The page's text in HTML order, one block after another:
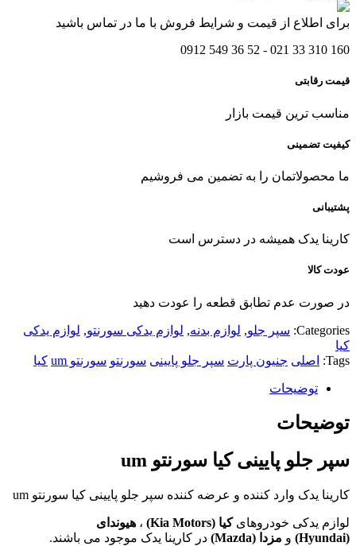
برای اطلاع از قیمت و شرایط فروش با ما در تماس باشید
160 310 33 021 - 52 36 549 0912
قیمت رقابتی
مناسب ترین قیمت بازار
کیفیت تضمینی
ما محصولاتمان را به تضمین می فروشیم
پشتیبانی
کارینا یدک همیشه در دسترس است
عودت کالا
در صورت عدم تطابق قطعه را عودت دهید
Categories: سپر جلو, لوازم بدنه, لوازم یدکی سورنتو, لوازم یدکی
کیا
Tags:
اصلی جنیون پارت سپر جلو پایینی سورنتو سورنتو um کیا
توضیحات
توضیحات
سپر جلو پایینی کیا سورنتو um
کارینا یدک وارد کننده و عرضه کننده سپر جلو پایینی کیا سورنتو um
لوازم یدکی خودروهایکیا (Kia Motors
) ، هیوندای
(
Hyundai
) و مزدا (Mazda
) در کارینا یدک موجود می باشند.